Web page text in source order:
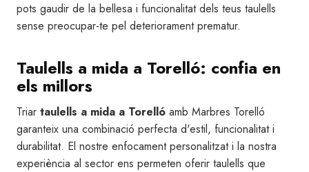
pots gaudir de la bellesa i funcionalitat dels teus taulells
sense preocupar-te pel deteriorament prematur.
Taulells a mida a Torelló: confia en
els millors
Triar taulells a mida a Torelló amb Marbres Torelló
garanteix una combinació perfecta d'estil, funcionalitat i
durabilitat. El nostre enfocament personalitzat i la nostra
experiència al sector ens permeten oferir taulells que